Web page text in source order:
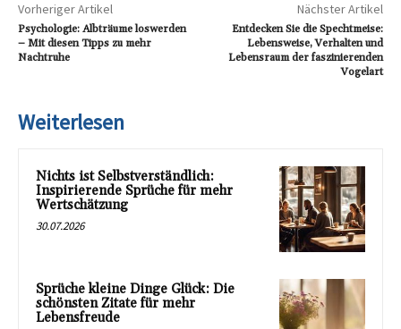
Vorheriger Artikel
Psychologie: Albträume loswerden
– Mit diesen Tipps zu mehr
Nachtruhe
Nächster Artikel
Entdecken Sie die Spechtmeise:
Lebensweise, Verhalten und
Lebensraum der faszinierenden
Vogelart
Weiterlesen
Nichts ist Selbstverständlich:
Inspirierende Sprüche für mehr
Wertschätzung
30.07.2026
Sprüche kleine Dinge Glück: Die
schönsten Zitate für mehr
Lebensfreude